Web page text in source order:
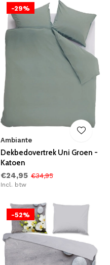
-29%
Ambiante
Dekbedovertrek Uni Groen -
Katoen
€24,95 €34,95
Incl. btw
-52%